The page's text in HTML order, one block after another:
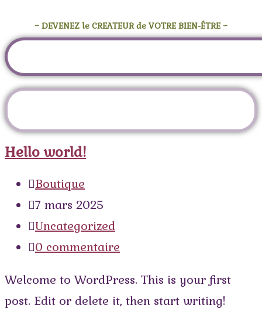
~ DEVENEZ le CREATEUR de VOTRE BIEN-ÊTRE ~
Hello world!
Boutique
7 mars 2025
Uncategorized
0 commentaire
Welcome to WordPress. This is your first
post. Edit or delete it, then start writing!